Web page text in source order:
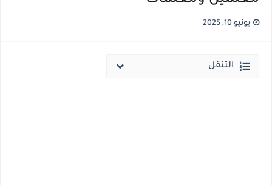
يونيو 10, 2025
التنقل